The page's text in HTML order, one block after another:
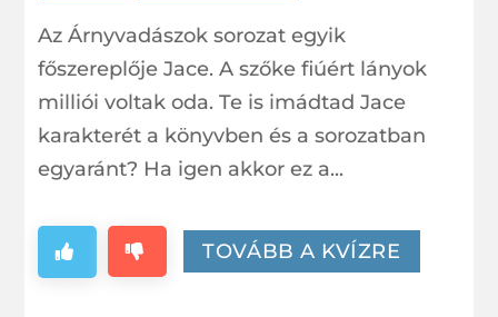
Az Árnyvadászok sorozat egyik
főszereplője Jace. A szőke fiúért lányok
milliói voltak oda. Te is imádtad Jace
karakterét a könyvben és a sorozatban
egyaránt? Ha igen akkor ez a...
TOVÁBB A KVÍZRE